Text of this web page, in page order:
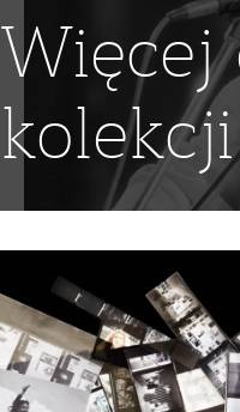
Więcej
kolekcji